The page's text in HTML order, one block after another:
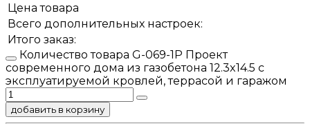
Цена товара
Всего дополнительных настроек:
Итого заказ:
Количество товара G-069-1P Проект
современного дома из газобетона 12.3x14.5 с
эксплуатируемой кровлей, террасой и гаражом
добавить в корзину